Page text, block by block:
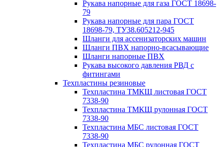
Рукава напорные для газа ГОСТ 18698-
79
Рукава напорные для пара ГОСТ
18698-79, ТУ38.605212-945
Шланги для ассенизаторских машин
Шланги ПВХ напорно-всасывающие
Шланги напорные ПВХ
Рукава высокого давления РВД с
фитингами
Техпластины резиновые
Техпластина ТМКЩ листовая ГОСТ
7338-90
Техпластина ТМКЩ рулонная ГОСТ
7338-90
Техпластина МБС листовая ГОСТ
7338-90
Техпластина МБС рулонная ГОСТ